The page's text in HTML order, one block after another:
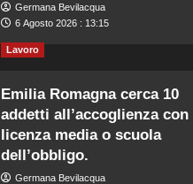
Germana Bevilacqua
6 Agosto 2026 : 13:15
Lavoro
Emilia Romagna cerca 10
addetti all’accoglienza con
licenza media o scuola
dell’obbligo.
Germana Bevilacqua